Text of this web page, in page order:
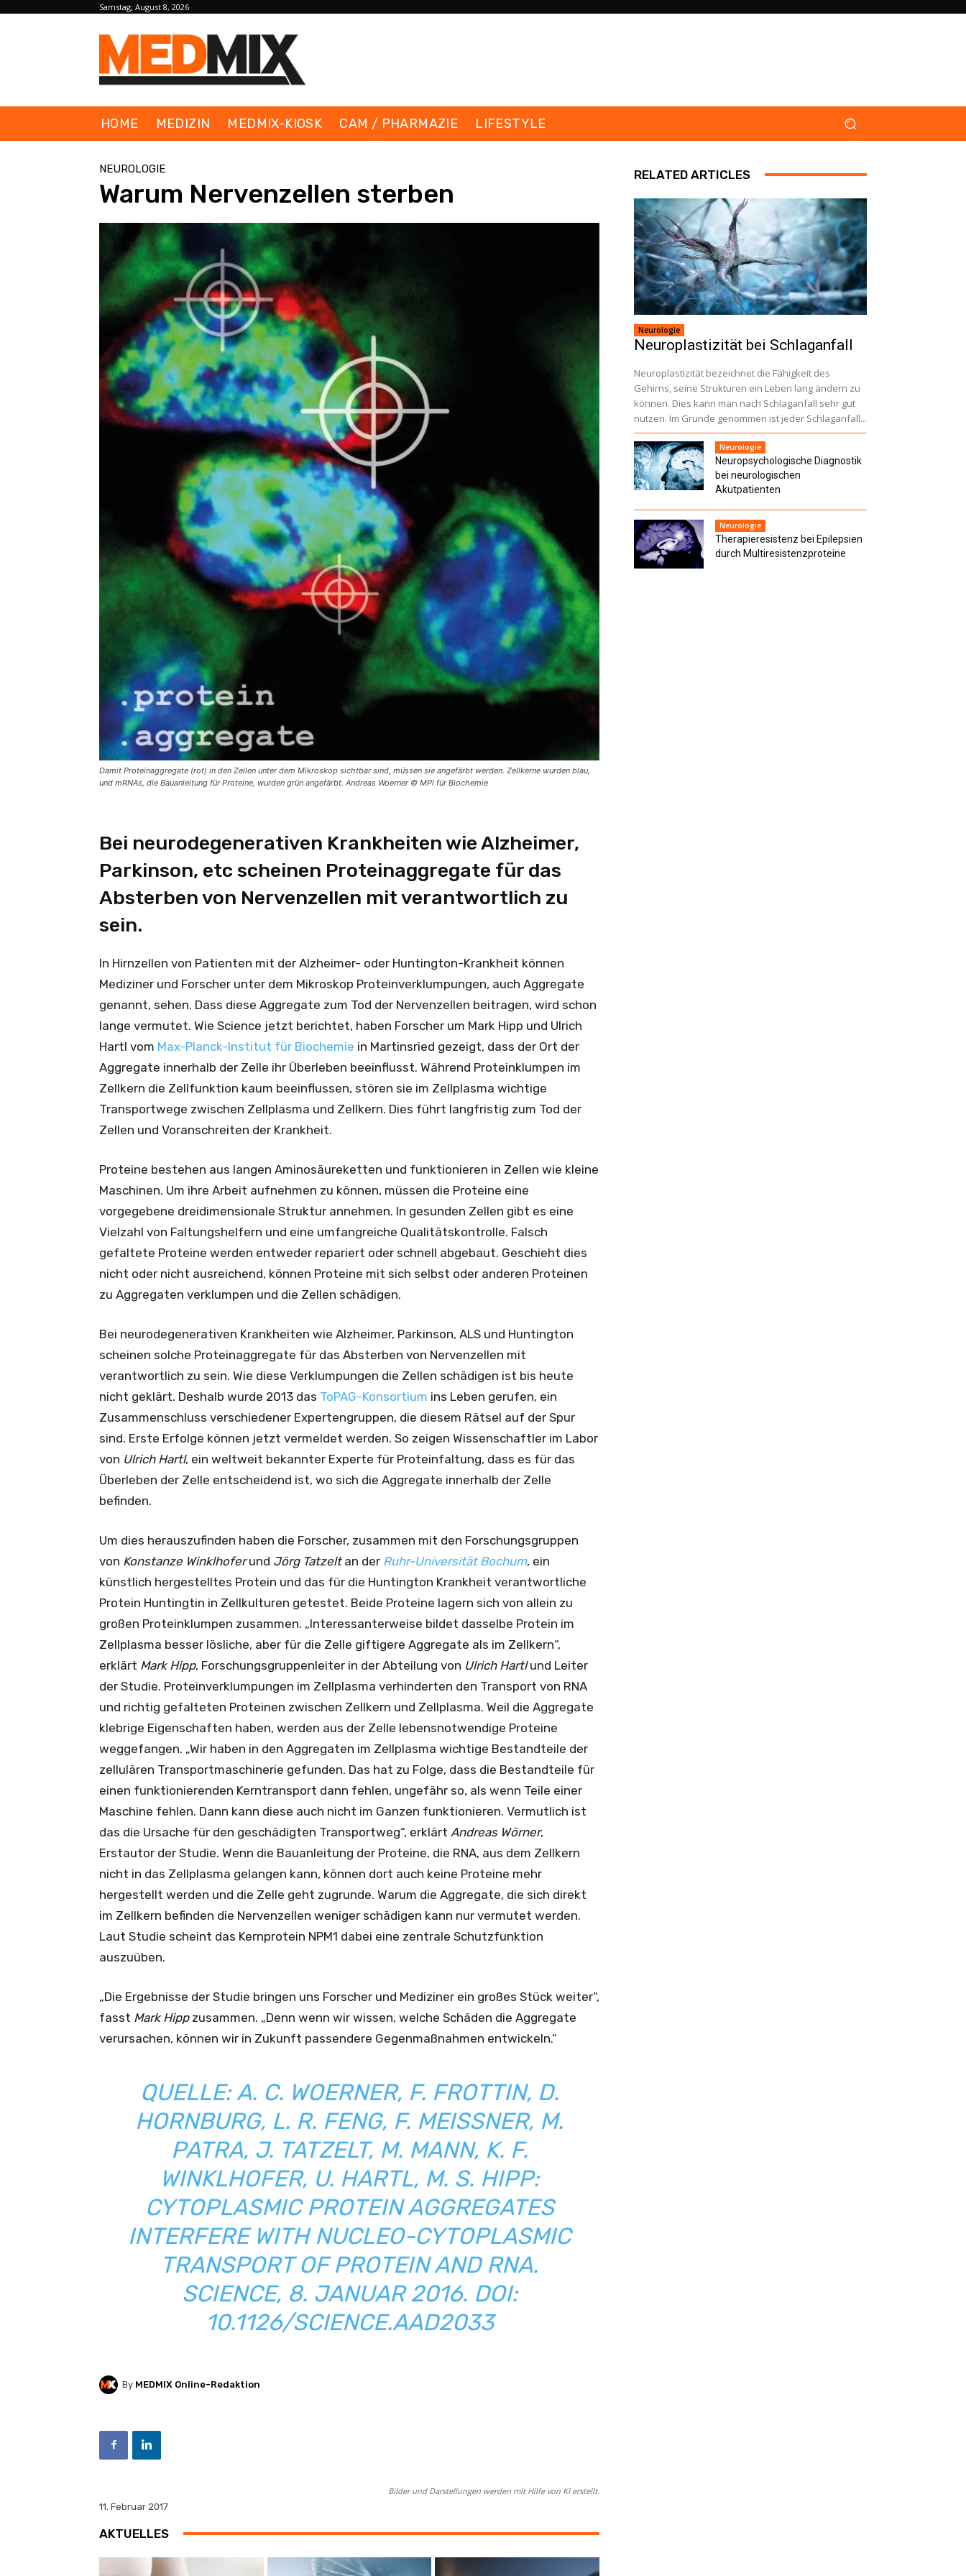
Samstag, August 8, 2026
HOME MEDIZIN MEDMIX-KIOSK CAM / PHARMAZIE LIFESTYLE
NEUROLOGIE
Warum Nervenzellen sterben
Damit Proteinaggregate (rot) in den Zellen unter dem Mikroskop sichtbar sind, müssen sie angefärbt werden. Zellkerne wurden blau,
und mRNAs, die Bauanleitung für Proteine, wurden grün angefärbt. Andreas Woerner © MPI für Biochemie
Bei neurodegenerativen Krankheiten wie Alzheimer,
Parkinson, etc scheinen Proteinaggregate für das
Absterben von Nervenzellen mit verantwortlich zu
sein.
In Hirnzellen von Patienten mit der Alzheimer- oder Huntington-Krankheit können
Mediziner und Forscher unter dem Mikroskop Proteinverklumpungen, auch Aggregate
genannt, sehen. Dass diese Aggregate zum Tod der Nervenzellen beitragen, wird schon
lange vermutet. Wie Science jetzt berichtet, haben Forscher um Mark Hipp und Ulrich
Hartl vom Max-Planck-Institut für Biochemie in Martinsried gezeigt, dass der Ort der
Aggregate innerhalb der Zelle ihr Überleben beeinflusst. Während Proteinklumpen im
Zellkern die Zellfunktion kaum beeinflussen, stören sie im Zellplasma wichtige
Transportwege zwischen Zellplasma und Zellkern. Dies führt langfristig zum Tod der
Zellen und Voranschreiten der Krankheit.
Proteine bestehen aus langen Aminosäureketten und funktionieren in Zellen wie kleine
Maschinen. Um ihre Arbeit aufnehmen zu können, müssen die Proteine eine
vorgegebene dreidimensionale Struktur annehmen. In gesunden Zellen gibt es eine
Vielzahl von Faltungshelfern und eine umfangreiche Qualitätskontrolle. Falsch
gefaltete Proteine werden entweder repariert oder schnell abgebaut. Geschieht dies
nicht oder nicht ausreichend, können Proteine mit sich selbst oder anderen Proteinen
zu Aggregaten verklumpen und die Zellen schädigen.
Bei neurodegenerativen Krankheiten wie Alzheimer, Parkinson, ALS und Huntington
scheinen solche Proteinaggregate für das Absterben von Nervenzellen mit
verantwortlich zu sein. Wie diese Verklumpungen die Zellen schädigen ist bis heute
nicht geklärt. Deshalb wurde 2013 das ToPAG-Konsortium ins Leben gerufen, ein
Zusammenschluss verschiedener Expertengruppen, die diesem Rätsel auf der Spur
sind. Erste Erfolge können jetzt vermeldet werden. So zeigen Wissenschaftler im Labor
von Ulrich Hartl, ein weltweit bekannter Experte für Proteinfaltung, dass es für das
Überleben der Zelle entscheidend ist, wo sich die Aggregate innerhalb der Zelle
befinden.
Um dies herauszufinden haben die Forscher, zusammen mit den Forschungsgruppen
von Konstanze Winklhoferund Jörg Tatzeltan der Ruhr-Universität Bochum, ein
künstlich hergestelltes Protein und das für die Huntington Krankheit verantwortliche
Protein Huntingtin in Zellkulturen getestet. Beide Proteine lagern sich von allein zu
großen Proteinklumpen zusammen. „Interessanterweise bildet dasselbe Protein im
Zellplasma besser lösliche, aber für die Zelle giftigere Aggregate als im Zellkern“,
erklärt Mark Hipp, Forschungsgruppenleiter in der Abteilung von Ulrich Hartlund Leiter
der Studie. Proteinverklumpungen im Zellplasma verhinderten den Transport von RNA
und richtig gefalteten Proteinen zwischen Zellkern und Zellplasma. Weil die Aggregate
klebrige Eigenschaften haben, werden aus der Zelle lebensnotwendige Proteine
weggefangen. „Wir haben in den Aggregaten im Zellplasma wichtige Bestandteile der
zellulären Transportmaschinerie gefunden. Das hat zu Folge, dass die Bestandteile für
einen funktionierenden Kerntransport dann fehlen, ungefähr so, als wenn Teile einer
Maschine fehlen. Dann kann diese auch nicht im Ganzen funktionieren. Vermutlich ist
das die Ursache für den geschädigten Transportweg“, erklärt Andreas Wörner,
Erstautor der Studie. Wenn die Bauanleitung der Proteine, die RNA, aus dem Zellkern
nicht in das Zellplasma gelangen kann, können dort auch keine Proteine mehr
hergestellt werden und die Zelle geht zugrunde. Warum die Aggregate, die sich direkt
im Zellkern befinden die Nervenzellen weniger schädigen kann nur vermutet werden.
Laut Studie scheint das Kernprotein NPM1 dabei eine zentrale Schutzfunktion
auszuüben.
„Die Ergebnisse der Studie bringen uns Forscher und Mediziner ein großes Stück weiter“,
fasst Mark Hippzusammen. „Denn wenn wir wissen, welche Schäden die Aggregate
verursachen, können wir in Zukunft passendere Gegenmaßnahmen entwickeln.“
QUELLE:A. C. WOERNER, F. FROTTIN, D.
HORNBURG, L. R. FENG, F. MEISSNER, M.
PATRA, J. TATZELT, M. MANN, K. F.
WINKLHOFER, U. HARTL, M. S. HIPP:
CYTOPLASMIC PROTEIN AGGREGATES
INTERFERE WITH NUCLEO-CYTOPLASMIC
TRANSPORT OF PROTEIN AND RNA.
SCIENCE, 8. JANUAR 2016. DOI:
10.1126/SCIENCE.AAD2033
By MEDMIX Online-Redaktion
Bilder und Darstellungen werden mit Hilfe von KI erstellt.
11. Februar 2017
AKTUELLES
RELATED ARTICLES
Neurologie
Neuroplastizität bei Schlaganfall
Neuroplastizität bezeichnet die Fähigkeit des
Gehirns, seine Strukturen ein Leben lang ändern zu
können. Dies kann man nach Schlaganfall sehr gut
nutzen. Im Grunde genommen ist jeder Schlaganfall...
Neurologie
Neuropsychologische Diagnostik
bei neuro­logischen
Akutpatienten
Neurologie
Therapieresistenz bei Epilepsien
durch Multiresistenz­proteine